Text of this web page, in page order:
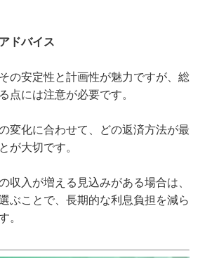
ドバイス
の安定性と計画性が魅力ですが、総
点には注意が必要です。
変化に合わせて、どの返済方法が最
が大切です。
収入が増える見込みがある場合は、
ぶことで、長期的な利息負担を減ら
。